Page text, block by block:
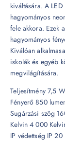
kiváltására. A
hagyományos
fele akkora. Ezek
hagyományos
Kiválóan
iskolák és egyéb
megvilágítására.
Teljesítmény 7,5 W
Fényerő 850
Sugárzási szög
Kelvin 4 000
IP védettség IP 20